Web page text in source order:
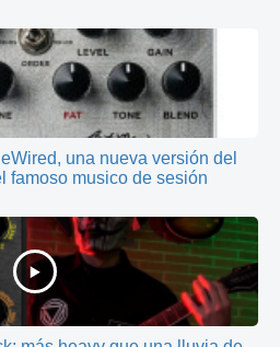
una nueva versión del
famoso musico de sesión